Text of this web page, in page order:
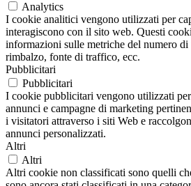
Analytics
I cookie analitici vengono utilizzati per
interagiscono con il sito web. Questi
informazioni sulle metriche del numero
rimbalzo, fonte di traffico, ecc.
Pubblicitari
Pubblicitari
I cookie pubblicitari vengono utilizzati
annunci e campagne di marketing
i visitatori attraverso i siti Web e
annunci personalizzati.
Altri
Altri
Altri cookie non classificati sono quelli